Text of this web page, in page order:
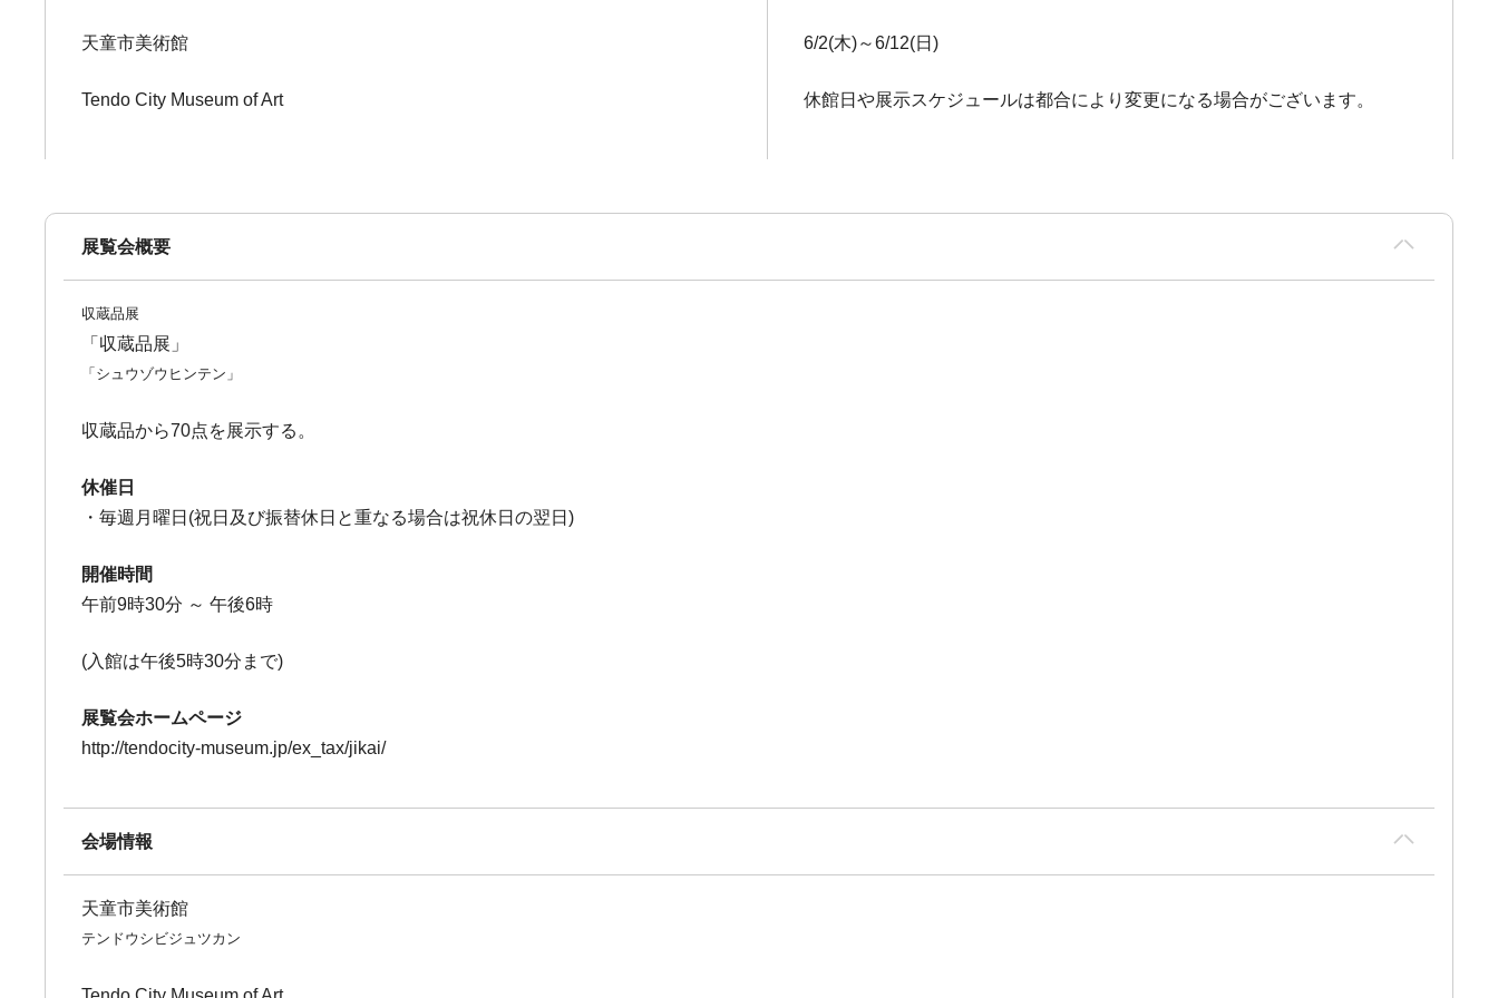
天童市美術館
Tendo City Museum of Art
6/2(木)～6/12(日)
休館日や展示スケジュールは都合により変更になる場合がございます。
展覧会概要
収蔵品展
「収蔵品展」
「シュウゾウヒンテン」
収蔵品から70点を展示する。
休催日
・毎週月曜日(祝日及び振替休日と重なる場合は祝休日の翌日)
開催時間
午前9時30分 ～ 午後6時
(入館は午後5時30分まで)
展覧会ホームページ
http://tendocity-museum.jp/ex_tax/jikai/
会場情報
天童市美術館
テンドウシビジュツカン